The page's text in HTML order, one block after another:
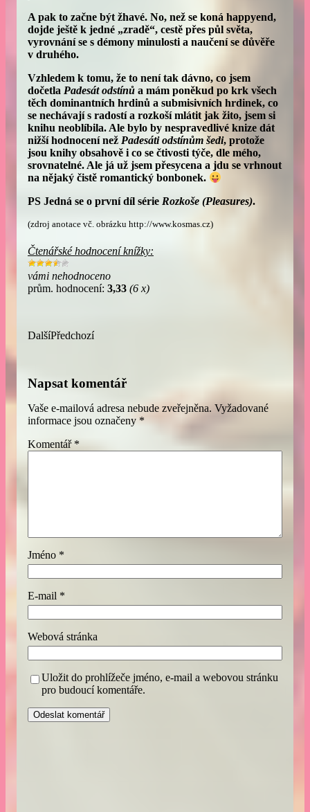
A pak to začne být žhavé. No, než se koná happyend,
dojde ještě k jedné „zradě“, cestě přes půl světa,
vyrovnání se s démony minulosti a naučení se důvěře
v druhého.
Vzhledem k tomu, že to není tak dávno, co jsem
dočetla Padesát odstínů a mám poněkud po krk všech
těch dominantních hrdinů a submisivních hrdinek, co
se nechávají s radostí a rozkoší mlátit jak žito, jsem si
knihu neoblíbila. Ale bylo by nespravedlivé knize dát
nižší hodnocení než Padesáti odstínům šedi, protože
jsou knihy obsahově i co se čtivosti týče, dle mého,
srovnatelné. Ale já už jsem přesycena a jdu se vrhnout
na nějaký čistě romantický bonbonek.
PS Jedná se o první díl série Rozkoše (Pleasures).
(zdroj anotace vč. obrázku http://www.kosmas.cz)
Čtenářské hodnocení knížky:
vámi nehodnoceno
prům. hodnocení: 3,33 (6 x)
DalšíPředchozí
Napsat komentář
Vaše e-mailová adresa nebude zveřejněna. Vyžadované
informace jsou označeny *
Komentář *
Jméno *
E-mail *
Webová stránka
Uložit do prohlížeče jméno, e-mail a webovou stránku
pro budoucí komentáře.